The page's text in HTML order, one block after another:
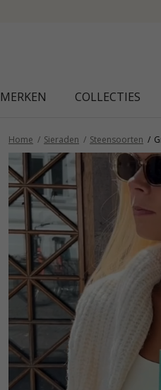
MERKEN COLLECTIES
Home Sieraden Steensoorten